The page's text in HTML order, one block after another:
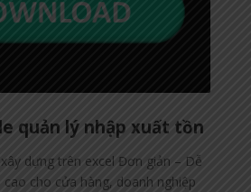
quản lý nhập xuất tồn
dựng trên excel Đơn giản – Dễ
cho cửa hàng, doanh nghiệp